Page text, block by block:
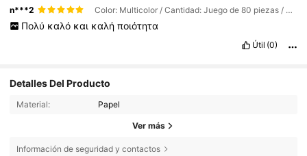
n***2 Color: Multicolor / Cantidad: Juego de 80 piezas / Talla: Unitalla
Πολύ καλό και καλή ποιότητα
Útil (0)
Detalles Del Producto
Material: Papel
Ver más
Información de seguridad y contactos